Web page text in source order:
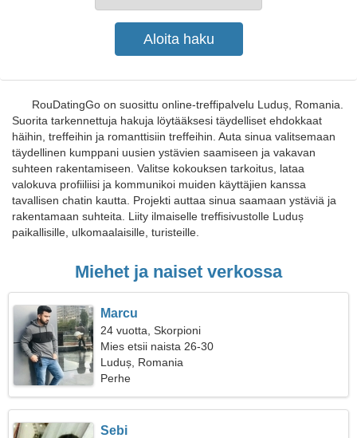
RouDatingGo on suosittu online-treffipalvelu Luduș, Romania.
Suorita tarkennettuja hakuja löytääksesi täydelliset ehdokkaat
häihin, treffeihin ja romanttisiin treffeihin. Auta sinua valitsemaan
täydellinen kumppani uusien ystävien saamiseen ja vakavan
suhteen rakentamiseen. Valitse kokouksen tarkoitus, lataa
valokuva profiiliisi ja kommunikoi muiden käyttäjien kanssa
tavallisen chatin kautta. Projekti auttaa sinua saamaan ystäviä ja
rakentamaan suhteita. Liity ilmaiselle treffisivustolle Luduș
paikallisille, ulkomaalaisille, turisteille.
Miehet ja naiset verkossa
Marcu
24 vuotta, Skorpioni
Mies etsii naista 26-30
Luduș, Romania
Perhe
Sebi